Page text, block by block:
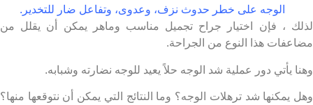
الوجه على خطر حدوث نزف، وعدوى، وتفاعل ضار للتخدير.
، فإن اختيار جراح تجميل مناسب وماهر يمكن أن يقلل من
هذا النوع من الجراحة.
يأتي دور عملية شد الوجه حلاً يعيد للوجه نضارته وشبابه.
يمكنها شد ترهلات الوجه؟ وما النتائج التي يمكن أن نتوقعها منها؟